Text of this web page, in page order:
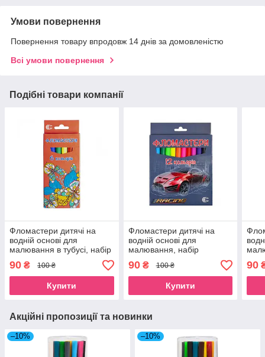
Умови повернення
Повернення товару впродовж 14 днів за домовленістю
Всі умови повернення
Подібні товари компанії
Фломастери дитячі на
водній основі для
малювання в тубусі, набір
кольорових фломастерів 6
кольорів для школи
90 ₴ 100 ₴
Купити
Фломастери дитячі на
водній основі для
малювання, набір
кольорових фломастерів
12 кольорів для школи
90₴ 100 ₴
Купити
12
90
Акційні пропозиції та новинки
–10% –10%